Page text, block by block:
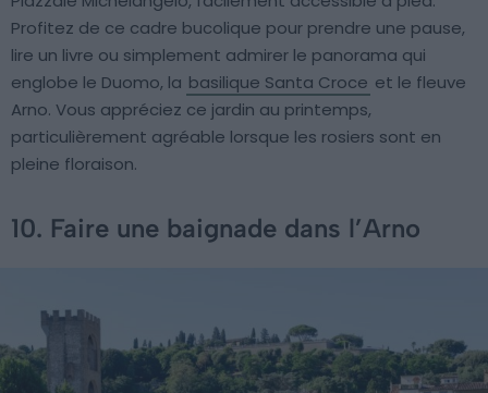
Profitez de ce cadre bucolique pour prendre une pause,
lire un livre ou simplement admirer le panorama qui
englobe le Duomo, la basilique Santa Croce et le fleuve
Arno. Vous appréciez ce jardin au printemps,
particulièrement agréable lorsque les rosiers sont en
pleine floraison.
10. Faire une baignade dans l’Arno